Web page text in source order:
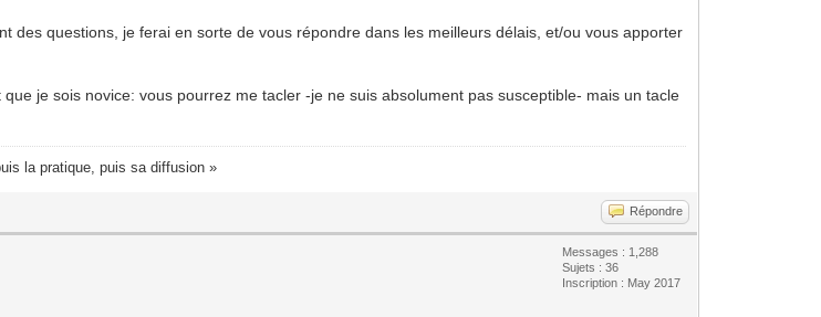
des questions, je ferai en sorte de vous répondre dans les meilleurs délais, et/ou vous apporter
je sois novice: vous pourrez me tacler -je ne suis absolument pas susceptible- mais un tacle
la pratique, puis sa diffusion »
Répondre
Messages : 1,288
Sujets : 36
Inscription : May 2017